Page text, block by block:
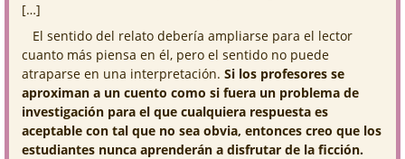
[…]
El sentido del relato debería ampliarse para el lector
cuanto más piensa en él, pero el sentido no puede
atraparse en una interpretación. Si los profesores se
aproximan a un cuento como si fuera un problema de
investigación para el que cualquiera respuesta es
aceptable con tal que no sea obvia, entonces creo que los
estudiantes nunca aprenderán a disfrutar de la ficción.